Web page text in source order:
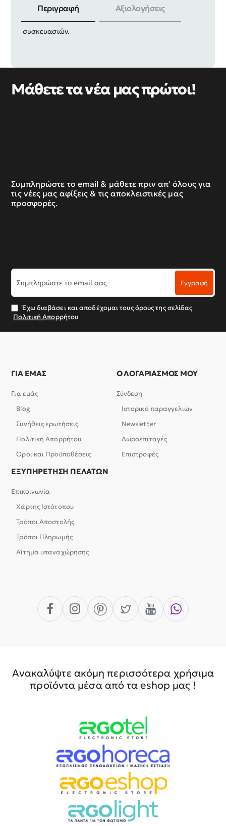
Περιγραφή Αξιολογήσεις
Πριτσίνια αλουμινίου, υψηλής αντοχής, σε πακέτο 12
συσκευασιών.
Μάθετε τα νέα μας πρώτοι!
Συμπληρώστε το email & μάθετε πριν απ' όλους για
τις νέες μας αφίξεις & τις αποκλειστικές μας
προσφορές.
Συμπληρώστε
το
email
σας
Εγγραφή
Έχω διαβάσει και αποδέχομαι τους όρους της σελίδας
Πολιτική Απορρήτου
ΓΙΑ ΕΜΑΣ
Για εμάς
Blog
Συνήθεις ερωτήσεις
Πολιτική Απορρήτου
Όροι και Προϋποθέσεις
Ο ΛΟΓΑΡΙΑΣΜΟΣ ΜΟΥ
Σύνδεση
Ιστορικό παραγγελιών
Newsletter
Δωροεπιταγές
Επιστροφές
ΕΞΥΠΗΡΕΤΗΣΗ ΠΕΛΑΤΩΝ
Επικοινωνία
Χάρτης Ιστότοπου
Τρόποι Αποστολής
Τρόποι Πληρωμής
Αίτημα υπαναχώρησης
Ανακαλύψτε ακόμη περισσότερα χρήσιμα
προϊόντα μέσα από τα eshop μας !